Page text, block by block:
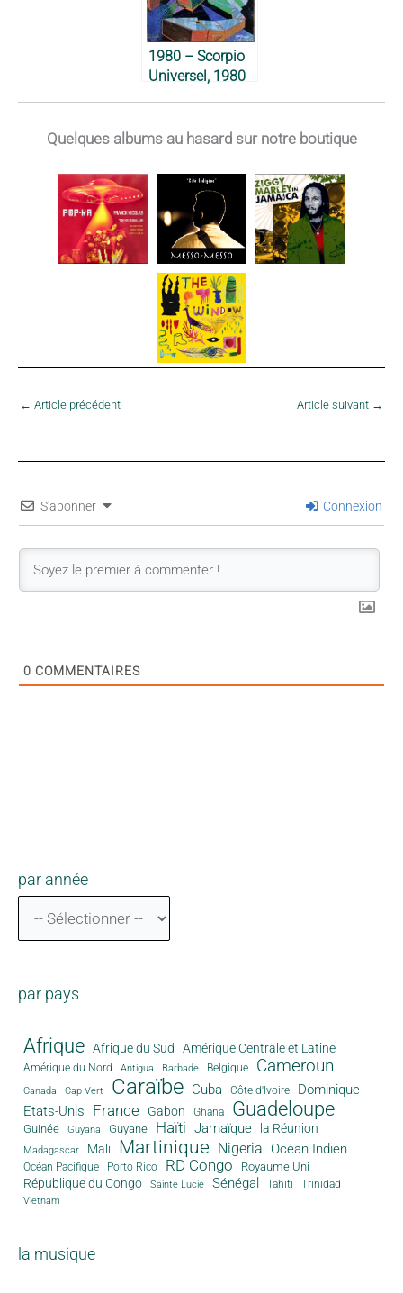
1980 – Scorpio
Universel, 1980
Quelques albums au hasard sur notre boutique
← Article précédent Article suivant →
S'abonner Connexion
0 COMMENTAIRES
par année
par pays
Afrique Afrique du Sud Amérique Centrale et Latine
Amérique du Nord Antigua Barbade Belgique Cameroun
Canada Cap Vert Caraïbe Cuba Côte d'Ivoire
Dominique
Etats-Unis
France Gabon Ghana Guadeloupe
Guinée Guyana Guyane Haïti Jamaïque la Réunion
Madagascar Mali Martinique Nigeria Océan Indien
Océan Pacifique Porto Rico RD Congo Royaume Uni
République du Congo Sainte Lucie Sénégal Tahiti Trinidad
Vietnam
la musique